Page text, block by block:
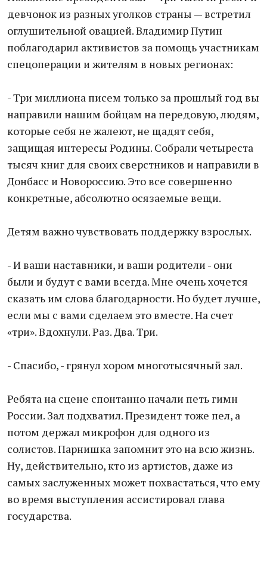
девчонок из разных уголков страны — встретил
оглушительной овацией. Владимир Путин
поблагодарил активистов за помощь участникам
спецоперации и жителям в новых регионах:
- Три миллиона писем только за прошлый год вы
направили нашим бойцам на передовую, людям,
которые себя не жалеют, не щадят себя,
защищая интересы Родины. Собрали четыреста
тысяч книг для своих сверстников и направили в
Донбасс и Новороссию. Это все совершенно
конкретные, абсолютно осязаемые вещи.
Детям важно чувствовать поддержку взрослых.
- И ваши наставники, и ваши родители - они
были и будут с вами всегда. Мне очень хочется
сказать им слова благодарности. Но будет лучше,
если мы с вами сделаем это вместе. На счет
«три». Вдохнули. Раз. Два. Три.
- Спасибо, - грянул хором многотысячный зал.
Ребята на сцене спонтанно начали петь гимн
России. Зал подхватил. Президент тоже пел, а
потом держал микрофон для одного из
солистов. Парнишка запомнит это на всю жизнь.
Ну, действительно, кто из артистов, даже из
самых заслуженных может похвастаться, что ему
во время выступления ассистировал глава
государства.